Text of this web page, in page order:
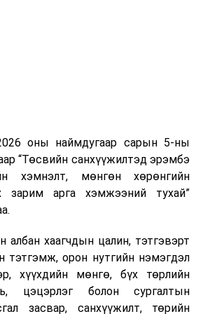
мэдүүлсэн
төслүүд/УИХ-
Н.Энхболд
гишүүн
ны өдөр
албан
чөлөөлөх
зах зээлд үйлчилдэг гадаадын
нөлөөлөхөөр байна. Тухайлбал,
төвүүдийн орлогын 80 гаруй
бүрддэг бөгөөд тус улсын
байр эрсдэлд орж болзошгүйг
оны наймдугаар сарын 5-ны
“Төсвийн санхүүжилтэд эрэмбэ
хэмнэлт, мөнгөн хөрөнгийн
зарим арга хэмжээний тухай”
албан хаагчдын цалин, тэтгэвэрт
тэтгэмж, орон нутгийн нэмэгдэл
хүүхдийн мөнгө, бүх төрлийн
цэцэрлэг болон сургалтын
засвар, санхүүжилт, төрийн